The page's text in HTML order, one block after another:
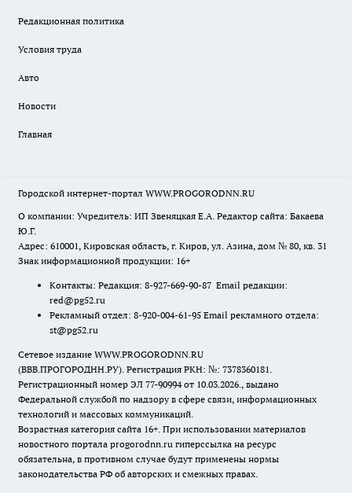
Редакционная политика
Условия труда
Авто
Новости
Главная
Городской интернет-портал WWW.PROGORODNN.RU
О компании: Учредитель: ИП Звеняцкая Е.А. Редактор сайта: Бакаева
Ю.Г.
Адрес: 610001, Кировская область, г. Киров, ул. Азина, дом № 80, кв. 31
Знак информационной продукции: 16+
Контакты: Редакция: 8-927-669-90-87 Email редакции:
red@pg52.ru
Рекламный отдел: 8-920-004-61-95 Email рекламного отдела:
st@pg52.ru
Сетевое издание WWW.PROGORODNN.RU
(ВВВ.ПРОГОРОДНН.РУ). Регистрация РКН: №: 7378360181.
Регистрационный номер ЭЛ 77-90994 от 10.03.2026., выдано
Федеральной службой по надзору в сфере связи, информационных
технологий и массовых коммуникаций.
Возрастная категория сайта 16+. При использовании материалов
новостного портала progorodnn.ru гиперссылка на ресурс
обязательна, в противном случае будут применены нормы
законодательства РФ об авторских и смежных правах.